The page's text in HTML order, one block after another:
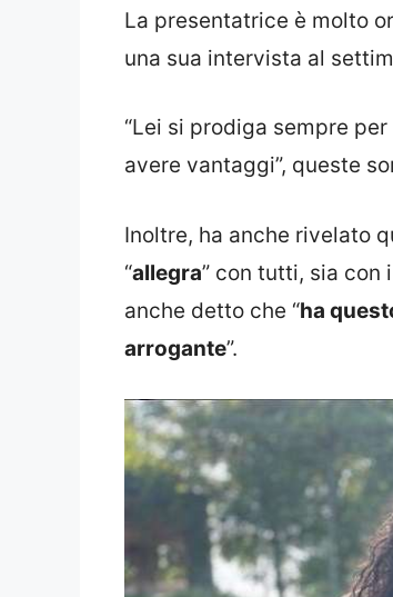
La presentatrice è molto
una sua intervista al
“Lei si prodiga sempre
avere vantaggi”, queste
Inoltre, ha anche rivelato
“allegra” con tutti, sia con
anche detto che “ha
arrogante”.